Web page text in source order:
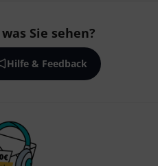
Sie sehen?
Hilfe & Feedback